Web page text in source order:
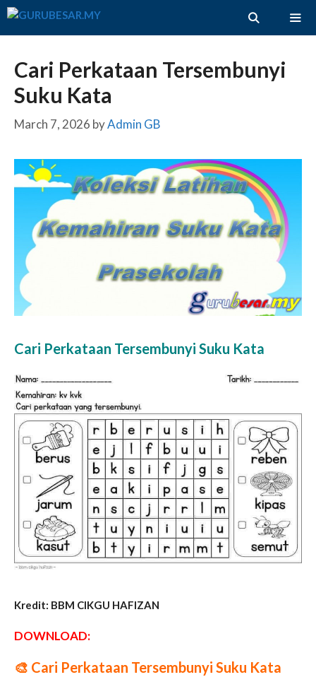
Skip
Cari Perkataan Tersembunyi
Suku Kata
March 7, 2026 byAdmin GB
Cari Perkataan Tersembunyi Suku Kata
Kredit: BBM CIKGU HAFIZAN
DOWNLOAD:
🎨 Cari Perkataan Tersembunyi Suku Kata